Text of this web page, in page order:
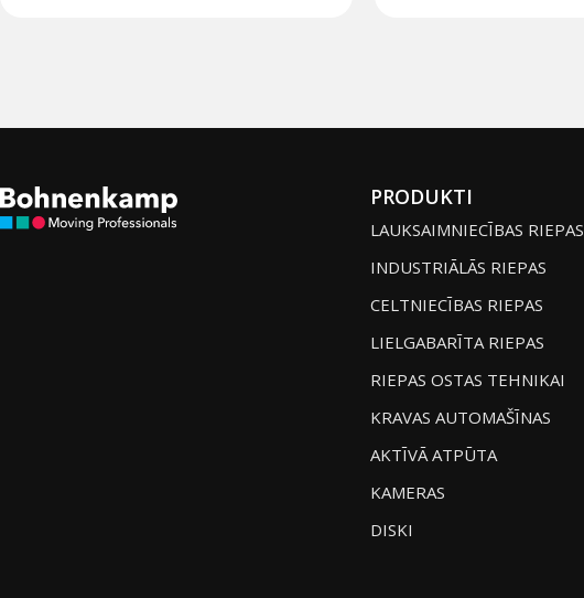
PRODUKTI
LAUKSAIMNIECĪBAS RIEPAS
INDUSTRIĀLĀS RIEPAS
CELTNIECĪBAS RIEPAS
LIELGABARĪTA RIEPAS
RIEPAS OSTAS TEHNIKAI
KRAVAS AUTOMAŠĪNAS
AKTĪVĀ ATPŪTA
KAMERAS
DISKI